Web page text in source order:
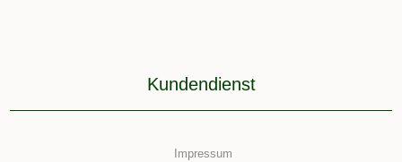
Kundendienst
Impressum